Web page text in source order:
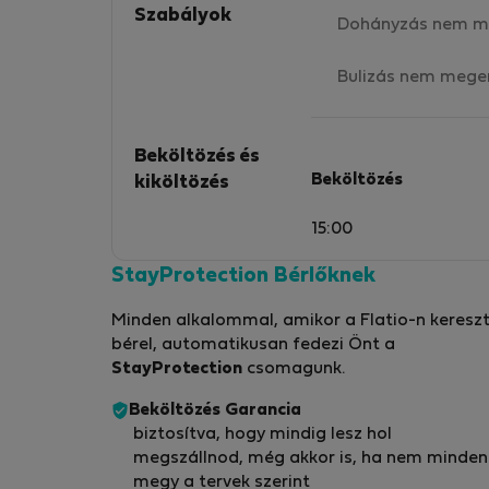
Szabályok Dohányzás nem
Bulizás nem
Beköltözés és
kiköltözés
Beköltözés
15:00
StayProtection Bérlőknek
Minden alkalommal, amikor a Flatio-n
bérel, automatikusan fedezi Önt a
StayProtection csomagunk.
Beköltözés Garancia
biztosítva, hogy mindig lesz hol
megszállnod, még akkor is, ha nem minden
megy a tervek szerint